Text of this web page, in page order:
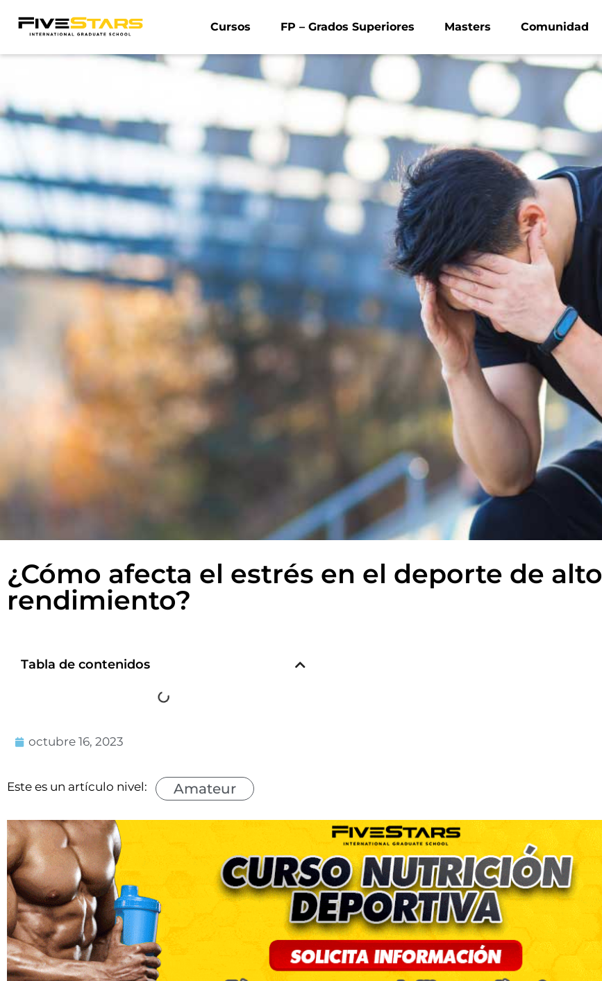
Cursos FP – Grados Superiores Masters Comunidad
¿Cómo afecta el estrés en el deporte de alto
rendimiento?
Tabla de contenidos
octubre 16, 2023
Este es un artículo nivel: Amateur